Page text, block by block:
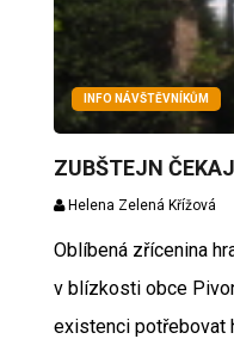
INFO NÁVŠTĚVNÍKŮM
ZUBŠTEJN
Helena Zelená Křížová
Oblíbená zřícenina
v blízkosti obce
existenci potřebovat